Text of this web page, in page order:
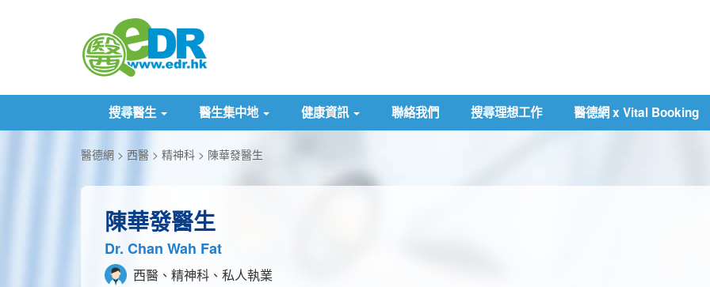
搜尋醫生 醫生集中地 健康資訊 聯絡我們 搜尋理想工作 醫德網 x Vital Booking
醫德網 西醫 精神科 陳華發醫生
陳華發醫生
Dr. Chan Wah Fat
西醫、精神科、私人執業